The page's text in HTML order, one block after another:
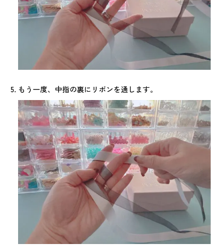
もう一度、中指の裏にリボンを通します。